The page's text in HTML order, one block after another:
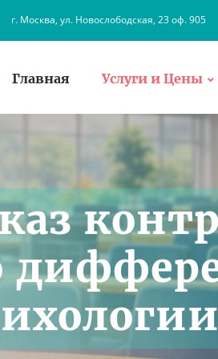
г. Москва, ул. Новослободская, 23 оф. 905
Главная Услуги и Цены